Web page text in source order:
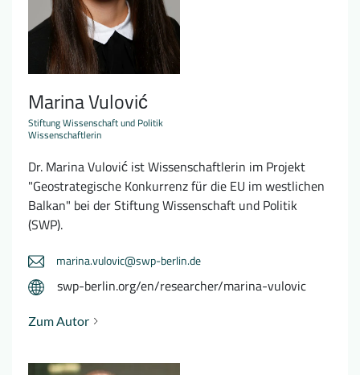
Marina Vulović
Stiftung Wissenschaft und Politik
Wissenschaftlerin
Dr. Marina Vulović ist Wissenschaftlerin im Projekt
"Geostrategische Konkurrenz für die EU im westlichen
Balkan" bei der Stiftung Wissenschaft und Politik
(SWP).
marina.vulovic@swp-berlin.de
swp-berlin.org/en/researcher/marina-vulovic
Zum Autor